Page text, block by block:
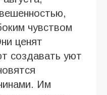
чувством
ценят
создавать уют
Им